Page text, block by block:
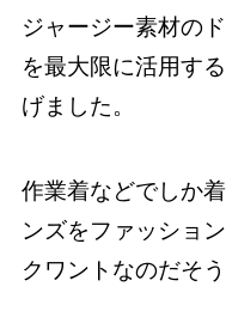
ジャージー素材の
を最大限に活用す
げました。
作業着などでしか
ンズをファッショ
クワントなのだそう